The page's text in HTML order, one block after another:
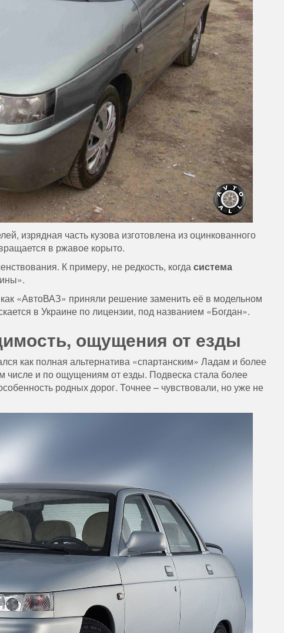
изрядная часть кузова изготовлена из оцинкованного
в ржавое корыто.
К примеру, не редкость, когдасистема
«АвтоВАЗ» приняли решение заменить её в модельном
в Украине по лицензии, под названием «Богдан».
ощущения от езды
как полная альтернатива «спартанским» Ладам и более
числе и по ощущениям от езды. Подвеска стала более
родных дорог. Точнее – чувствовали, но уже не